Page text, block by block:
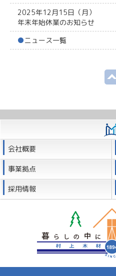
2025年12月15日（月）
年末年始休業のお知らせ
●ニュース一覧
会社概要
事業拠点
採用情報